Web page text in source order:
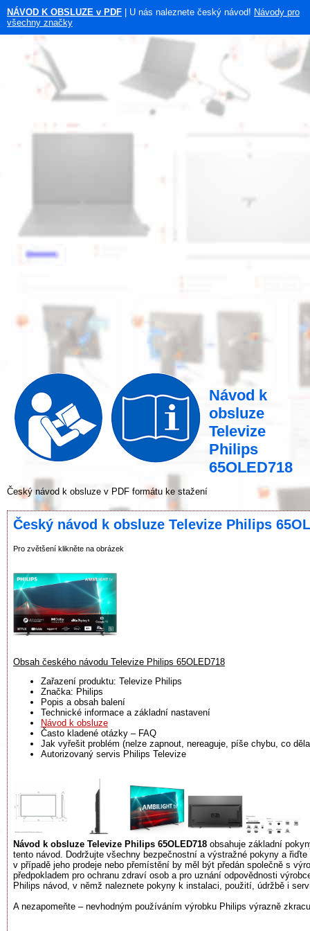
NÁVOD K OBSLUZE v PDF | U nás naleznete český návod! Návody pro
všechny značky
Návod k
obsluze
Televize
Philips
65OLED718
Český návod k obsluze v PDF formátu ke stažení
Český návod k obsluze Televize Philips
Pro zvětšení klikněte na obrázek
Obsah českého návodu Televize Philips 65OLED718
Zařazení produktu: Televize Philips
Značka: Philips
Popis a obsah balení
Technické informace a základní nastavení
Návod k obsluze
Často kladené otázky – FAQ
Jak vyřešit problém (nelze zapnout, nereaguje, píše chybu, co
Autorizovaný servis Philips Televize
Návod k obsluze Televize Philips 65OLED718 obsahuje základní
tento návod. Dodržujte všechny bezpečnostní a výstražné pokyny a
v případě jeho prodeje nebo přemístění by měl být předán společně s
předpokladem pro ochranu zdraví osob a pro uznání odpovědnosti
Philips návod, v němž naleznete pokyny k instalaci, použití, údržbě i
A nezapomeňte – nevhodným používáním výrobku Philips výrazně